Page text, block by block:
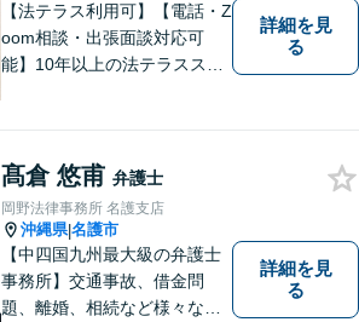
【法テラス利用可】【電話・Z
oom相談・出張面談対応可
能】10年以上の法テラススタ
談にも親身に寄り添い、あな
たの未来を全力でサポートい
たします【沖縄北部エリア・
名護市】
詳細を見
る
髙倉 悠甫 弁護士
岡野法律事務所 名護支店
沖縄県|名護市
【中四国九州最大級の弁護士
事務所】交通事故、借金問
題、離婚、相続など様々な問
詳細を見
る